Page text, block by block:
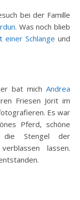
bei der Famille
. Was noch blieb
einer Schlange und
bat mich Andrea
Friesen Jorit im
Es war
Pferd, schöne
die Stengel der
lassen.